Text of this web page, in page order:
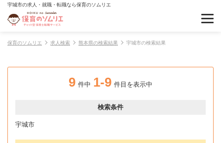
宇城市の求人・就職・転職なら保育のソムリエ
保育のソムリエ 求人検索 熊本県の検索結果 宇城市の検索結果
9 件中 1-9 件目を表示中
検索条件
宇城市